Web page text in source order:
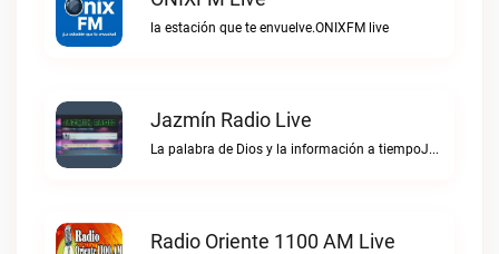
la estación que te envuelve.ONIXFM live
Jazmín Radio Live
La palabra de Dios y la información a tiempoJazmín Radio live
Radio Oriente 1100 AM Live